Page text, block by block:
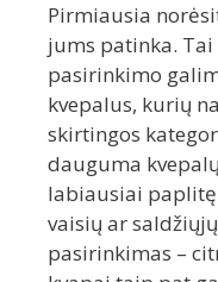
Pirmiausia
jums patinka.
pasirinkimo
kvepalus, kurių
skirtingos
dauguma
labiausiai
vaisių ar
pasirinkimas –